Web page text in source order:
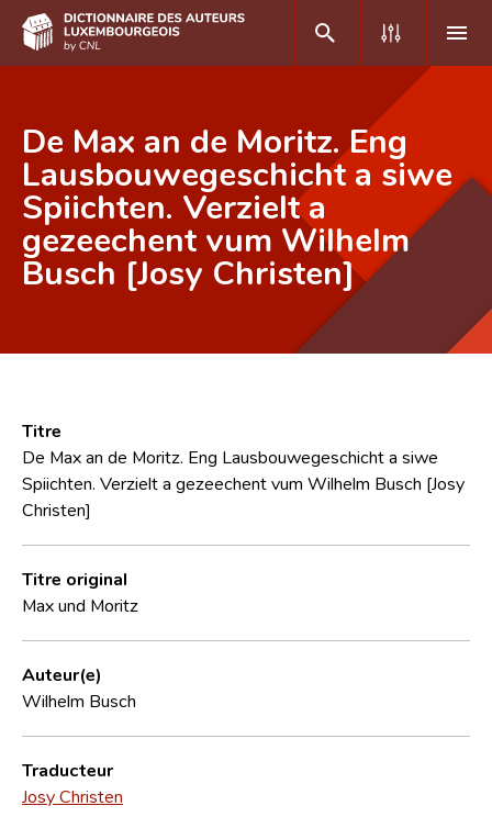
DE FR
Accueil
Auteur(e)s A-Z
Recherche avancée
Équipe scientifique
Contact
De Max an de Moritz. Eng
Lausbouwegeschicht a siwe
Spiichten. Verzielt a
gezeechent vum Wilhelm
Busch [Josy Christen]
Titre
De Max an de Moritz. Eng Lausbouwegeschicht a siwe
Spiichten. Verzielt a gezeechent vum Wilhelm Busch [Josy
Christen]
Titre original
Max und Moritz
Auteur(e)
Wilhelm Busch
Traducteur
Josy Christen